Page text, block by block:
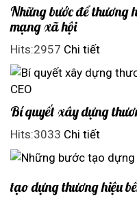
Những bước để thương
mạng xã hội
Hits:2957 Chi tiết
Bí quyết xây dựng
Hits:3033 Chi tiết
tạo dựng thương hiệu